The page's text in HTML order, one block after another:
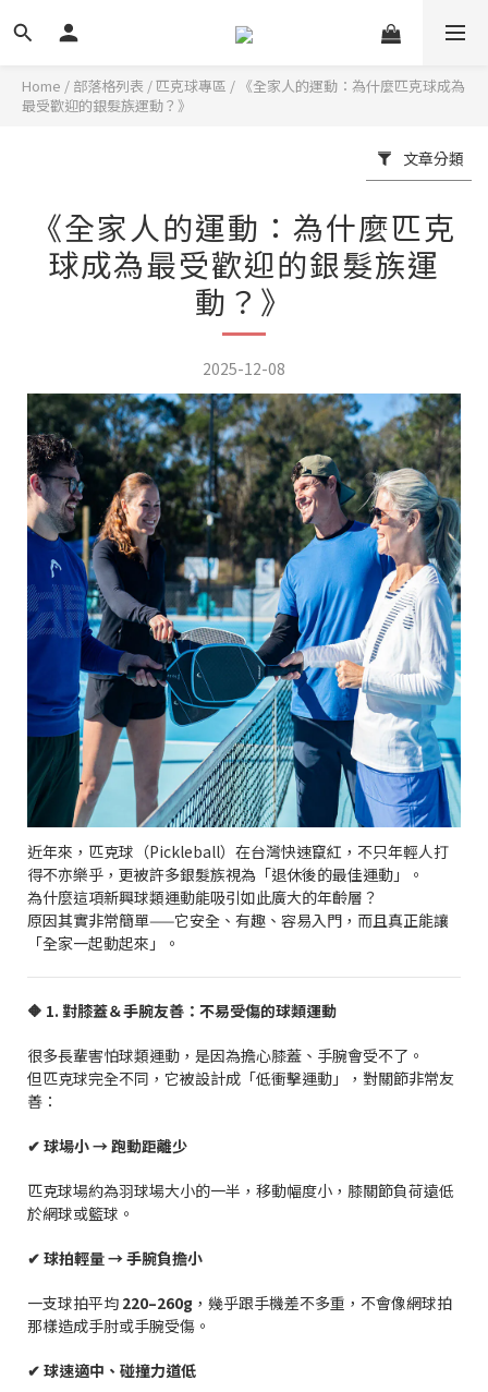
Home / 部落格列表 /匹克球專區 / 《全家人的運動：為什麼匹克球成為
最受歡迎的銀髮族運動？》
文章分類
《全家人的運動：為什麼匹克
球成為最受歡迎的銀髮族運
動？》
2025-12-08
近年來，匹克球（Pickleball）在台灣快速竄紅，不只年輕人打
得不亦樂乎，更被許多銀髮族視為「退休後的最佳運動」。
為什麼這項新興球類運動能吸引如此廣大的年齡層？
原因其實非常簡單——它安全、有趣、容易入門，而且真正能讓
「全家一起動起來」。
🔶 1. 對膝蓋＆手腕友善：不易受傷的球類運動
很多長輩害怕球類運動，是因為擔心膝蓋、手腕會受不了。
但匹克球完全不同，它被設計成「低衝擊運動」，對關節非常友
善：
✔ 球場小→跑動距離少
匹克球場約為羽球場大小的一半，移動幅度小，膝關節負荷遠低
於網球或籃球。
✔ 球拍輕量→手腕負擔小
一支球拍平均 220–260g ，幾乎跟手機差不多重，不會像網球拍
那樣造成手肘或手腕受傷。
✔ 球速適中、碰撞力道低